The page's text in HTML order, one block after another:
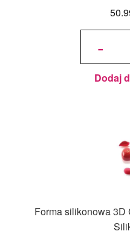
-
ilość
silikonowa
Cylindry
-
Silikomart
Dodaj
Forma silikonowa 3D